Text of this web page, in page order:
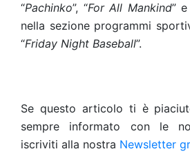
“Pachinko”, “For All Mankind”
nella sezione programmi
“Friday Night Baseball”.
Se questo articolo ti è
sempre informato con le
iscriviti alla nostra Newsletter